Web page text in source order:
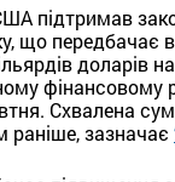
підтримав
що передбачає
доларів
фінансовому
Схвалена
раніше, зазначає